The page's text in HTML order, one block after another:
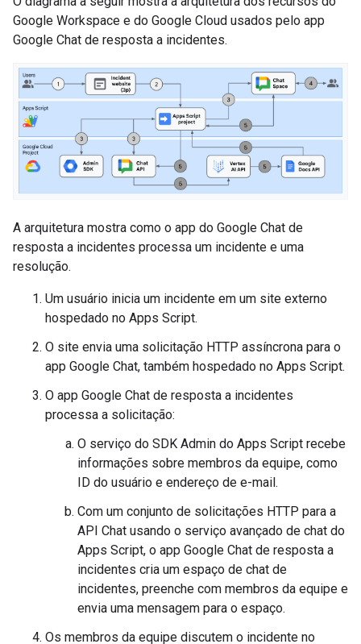
Google Workspace e do Google Cloud usados pelo app
Google Chat de resposta a incidentes.
A arquitetura mostra como o app do Google Chat de
resposta a incidentes processa um incidente e uma
resolução.
Um usuário inicia um incidente em um site externo
hospedado no Apps Script.
O site envia uma solicitação HTTP assíncrona para o
app Google Chat, também hospedado no Apps Script.
O app Google Chat de resposta a incidentes
processa a solicitação:
O serviço do SDK Admin do Apps Script recebe
informações sobre membros da equipe, como
ID do usuário e endereço de e-mail.
Com um conjunto de solicitações HTTP para a
API Chat usando o serviço avançado de chat do
Apps Script, o app Google Chat de resposta a
incidentes cria um espaço de chat de
incidentes, preenche com membros da equipe e
envia uma mensagem para o espaço.
Os membros da equipe discutem o incidente no